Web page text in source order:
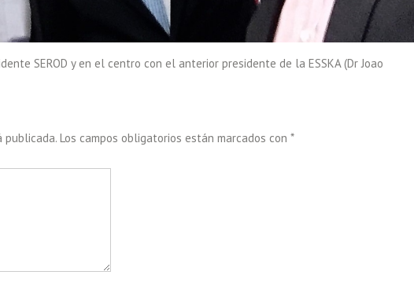
SEROD y en el centro con el anterior presidente de la ESSKA (Dr Joao
publicada. Los campos obligatorios están marcados con *